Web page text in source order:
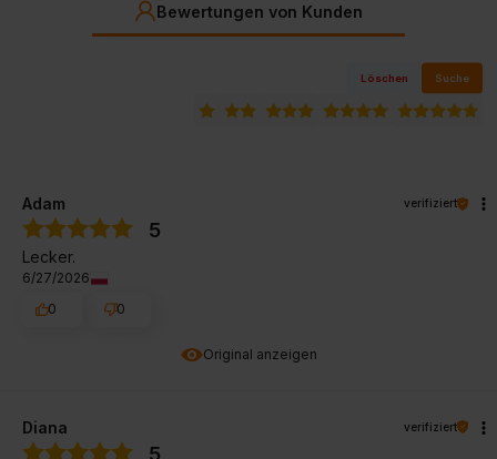
Bewertungen von Kunden
Löschen Suche
Original anzeigen
Adam verifiziert
5
Lecker.
6/27/2026
0
0
Diana verifiziert
5